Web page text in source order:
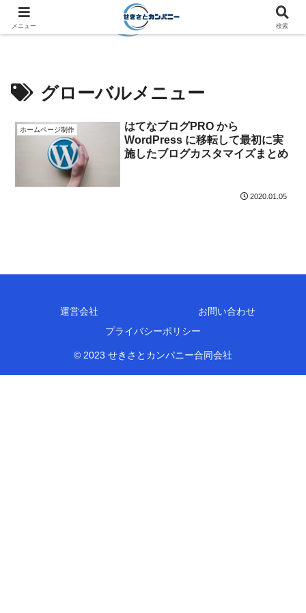
グローバルメニュー
ホームページ制作
はてなブログPRO から
WordPress に移転して最初に実
施したブログカスタマイズまとめ
2020.01.05
運営会社
お問い合わせ
プライバシーポリシー
© 2023 せきさとカンパニー合同会社
メニュー 検索